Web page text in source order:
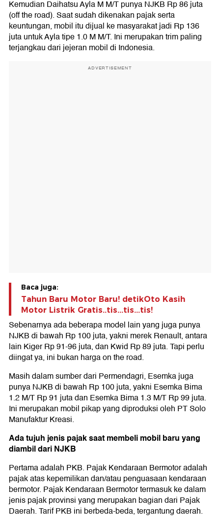
Kemudian Daihatsu Ayla M M/T punya NJKB Rp 86 juta
(off the road). Saat sudah dikenakan pajak serta
keuntungan, mobil itu dijual ke masyarakat jadi Rp 136
juta untuk Ayla tipe 1.0 M M/T. Ini merupakan trim paling
terjangkau dari jejeran mobil di Indonesia.
ADVERTISEMENT
Baca juga:
Tahun Baru Motor Baru! detikOto Kasih
Motor Listrik Gratis..tis...tis...tis!
Sebenarnya ada beberapa model lain yang juga punya
NJKB di bawah Rp 100 juta, yakni merek Renault, antara
lain Kiger Rp 91-96 juta, dan Kwid Rp 89 juta. Tapi perlu
diingat ya, ini bukan harga on the road.
Masih dalam sumber dari Permendagri, Esemka juga
punya NJKB di bawah Rp 100 juta, yakni Esemka Bima
1.2 M/T Rp 91 juta dan Esemka Bima 1.3 M/T Rp 99 juta.
Ini merupakan mobil pikap yang diproduksi oleh PT Solo
Manufaktur Kreasi.
Ada tujuh jenis pajak saat membeli mobil baru yang
diambil dari NJKB
Pertama adalah PKB. Pajak Kendaraan Bermotor adalah
pajak atas kepemilikan dan/atau penguasaan kendaraan
bermotor. Pajak Kendaraan Bermotor termasuk ke dalam
jenis pajak provinsi yang merupakan bagian dari Pajak
Daerah. Tarif PKB ini berbeda-beda, tergantung daerah.